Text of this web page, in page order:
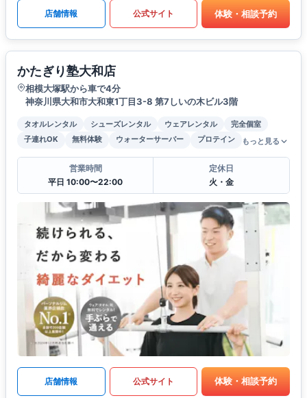
店舗情報 公式サイト 体験・相談予約
かたぎり塾大和店
相模大塚駅から車で4分
神奈川県大和市大和東1丁目3-8 第7しいの木ビル3階
タオルレンタル シューズレンタル ウェアレンタル
完全個室
子連れOK
無料体験 ウォーターサーバー プロテイン もっと見る
営業時間
平日 10:00〜22:00
定休日
火・金
店舗情報 公式サイト 体験・相談予約